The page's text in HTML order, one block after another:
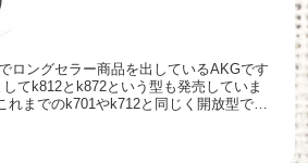
ロングセラー商品を出しているAKGです
てk812とk872という型も発売していま
までのk701やk712と同じく開放型であ